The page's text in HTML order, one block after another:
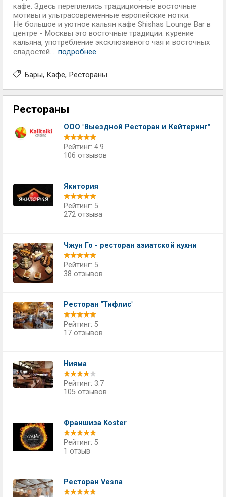
кафе. Здесь переплелись традиционные восточные
мотивы и ультрасовременные европейские нотки.
Не большое и уютное кальян кафе Shishas Lounge Bar в
центре - Москвы это восточные традиции: курение
кальяна, употребление эксклюзивного чая и восточных
сладостей.... подробнее
Бары Кафе Рестораны
Рестораны
ООО "Выездной Ресторан и Кейтеринг"
Рейтинг: 4.9
106 отзывов
Якитория
Рейтинг: 5
272 отзыва
Чжун Го - ресторан азиатской кухни
Рейтинг: 5
38 отзывов
Ресторан "Тифлис"
Рейтинг: 5
17 отзывов
Нияма
Рейтинг: 3.7
105 отзывов
Франшиза Koster
Рейтинг: 5
1 отзыв
Ресторан Vesna